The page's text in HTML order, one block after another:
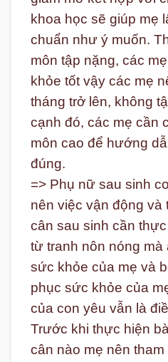
khoa học sẽ giúp mẹ
chuẩn như ý muốn.
môn tập nặng, các
khỏe tốt vậy các mẹ
tháng trở lên, không
cạnh đó, các mẹ cần
môn cao để hướng
đúng.
=> Phụ nữ sau sinh
nên việc vận động và
cân sau sinh cần
từ tranh nôn nóng
sức khỏe của mẹ và
phục sức khỏe của
của con yêu vẫn là
Trước khi thực hiện
cân nào mẹ nên